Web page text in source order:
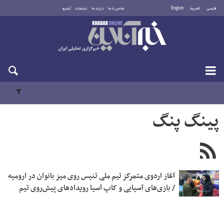
فارسی العربية English تماس با ما درباره ما تبلیغات آرشیو
پنجشنبه ۱۵ مرداد ۱۴۰۵
پینگ پنگ
آغاز اردوی متمرکز تیم ملی تنیس روی میز بانوان در ارومیه
/ بازی‌های آسیایی و کاپ آسیا رویدادهای پیش‌روی تیم